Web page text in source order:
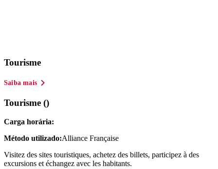
Tourisme
Saiba mais
Tourisme ()
Carga horária:
Método utilizado:Alliance Française
Visitez des sites touristiques, achetez des billets, participez à des
excursions et échangez avec les habitants.